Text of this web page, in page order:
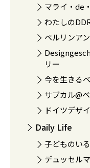
マライ・de
わたしの
ベルリンア
リー
今を生きる
サブカル@
ドイツデザ
Daily Life
子どものい
デュッセル